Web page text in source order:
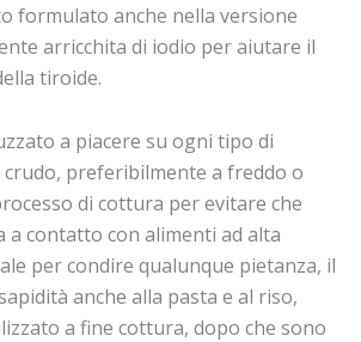
formulato anche nella versione
arricchita di iodio per aiutare il
tiroide.
a piacere su ogni tipo di
preferibilmente a freddo o
di cottura per evitare che
a contatto con alimenti ad alta
per condire qualunque pietanza, il
anche alla pasta e al riso,
a fine cottura, dopo che sono